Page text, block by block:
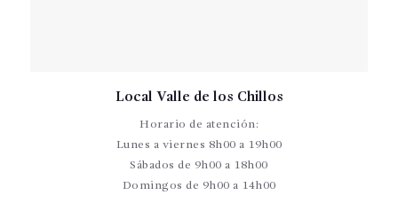
Local Valle de los Chillos
Horario de atención:
Lunes a viernes 8h00 a 19h00
Sábados de 9h00 a 18h00
Domingos de 9h00 a 14h00